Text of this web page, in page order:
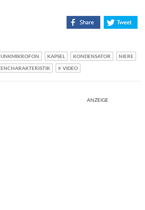
KAPSEL KONDENSATOR
NIERE
VIDEO
ANZEIGE